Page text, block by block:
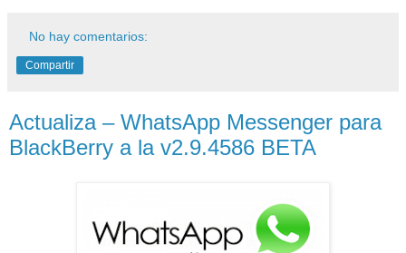
No hay comentarios:
Compartir
Actualiza – WhatsApp Messenger para
BlackBerry a la v2.9.4586 BETA